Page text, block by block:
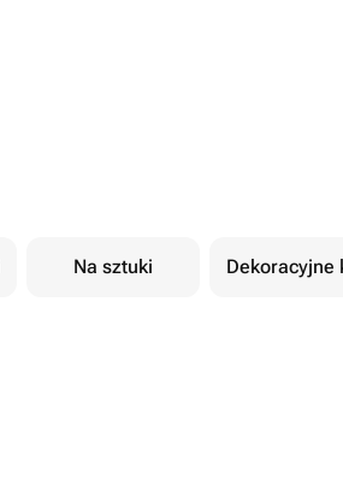
Na sztuki Dekoracyjne